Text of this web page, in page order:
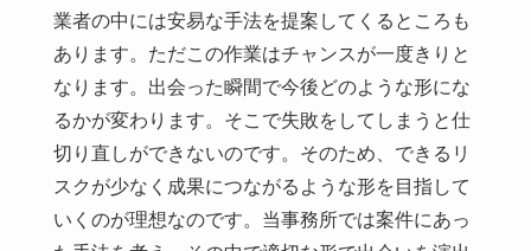
業者の中には安易な手法を提案してくるところも
あります。ただこの作業はチャンスが一度きりと
なります。出会った瞬間で今後どのような形にな
るかが変わります。そこで失敗をしてしまうと仕
切り直しができないのです。そのため、できるリ
スクが少なく成果につながるような形を目指して
いくのが理想なのです。当事務所では案件にあっ